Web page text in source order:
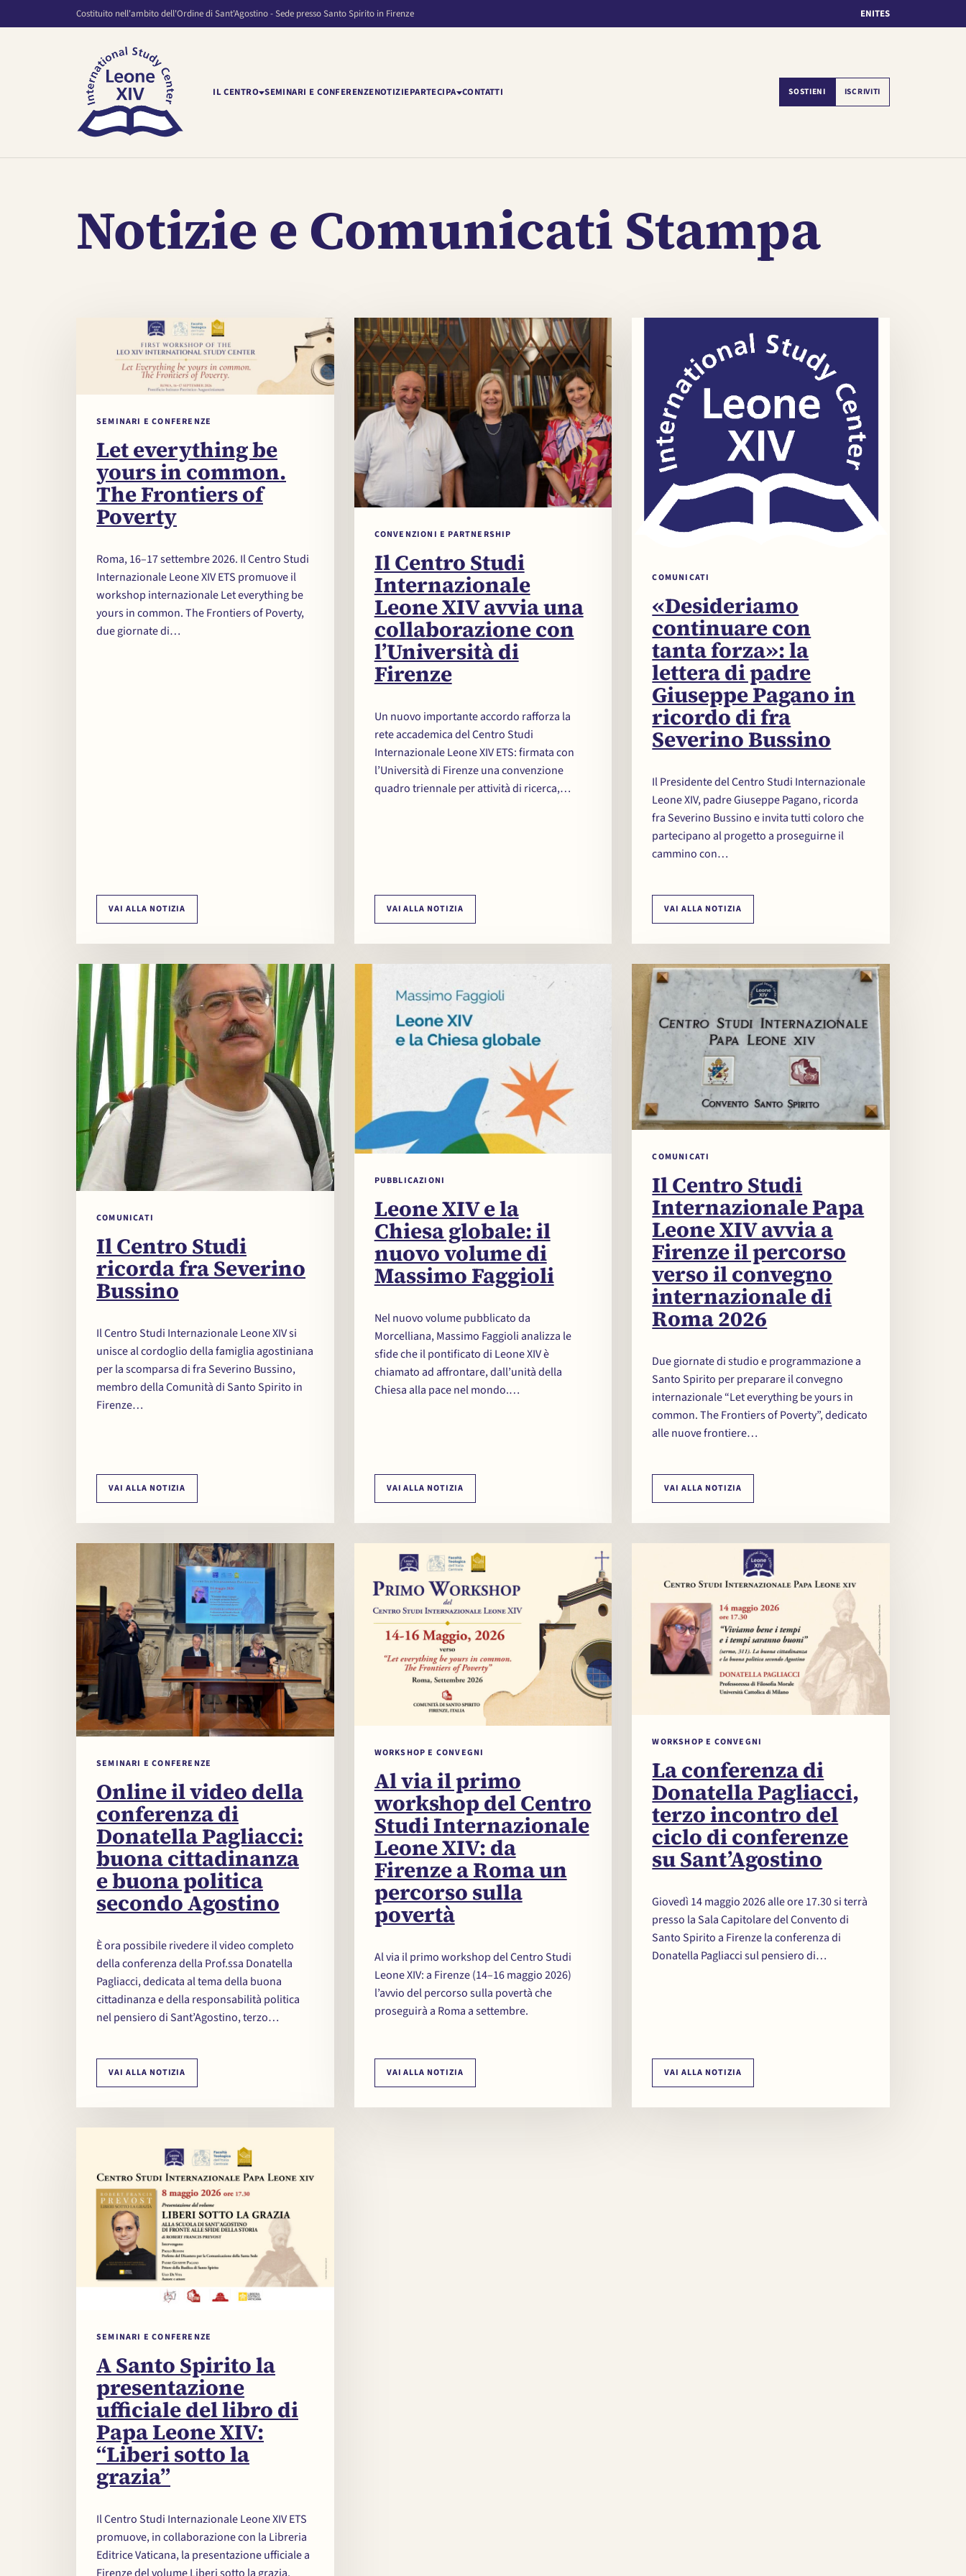
Costituito nell'ambito dell'Ordine di Sant'Agostino - Sede presso Santo Spirito in Firenze ENITES
IL CENTRO SEMINARI E CONFERENZENOTIZIEPARTECIPA CONTATTI SOSTIENI ISCRIVITI
Notizie e Comunicati Stampa
SEMINARI E CONFERENZE
Let everything be
yours in common.
The Frontiers of
Poverty
Roma, 16–17 settembre 2026. Il Centro Studi
Internazionale Leone XIV ETS promuove il
workshop internazionale Let everything be
yours in common. The Frontiers of Poverty,
due giornate di…
VAI ALLA NOTIZIA
CONVENZIONI E PARTNERSHIP
Il Centro Studi
Internazionale
Leone XIV avvia una
collaborazione con
l’Università di
Firenze
Un nuovo importante accordo rafforza la
rete accademica del Centro Studi
Internazionale Leone XIV ETS: firmata con
l’Università di Firenze una convenzione
quadro triennale per attività di ricerca,…
VAI ALLA NOTIZIA
COMUNICATI
«Desideriamo
continuare con
tanta forza»: la
lettera di padre
Giuseppe Pagano in
ricordo di fra
Severino Bussino
Il Presidente del Centro Studi Internazionale
Leone XIV, padre Giuseppe Pagano, ricorda
fra Severino Bussino e invita tutti coloro che
partecipano al progetto a proseguirne il
cammino con…
VAI ALLA NOTIZIA
COMUNICATI
Il Centro Studi
ricorda fra Severino
Bussino
Il Centro Studi Internazionale Leone XIV si
unisce al cordoglio della famiglia agostiniana
per la scomparsa di fra Severino Bussino,
membro della Comunità di Santo Spirito in
Firenze…
VAI ALLA NOTIZIA
PUBBLICAZIONI
Leone XIV e la
Chiesa globale: il
nuovo volume di
Massimo Faggioli
Nel nuovo volume pubblicato da
Morcelliana, Massimo Faggioli analizza le
sfide che il pontificato di Leone XIV è
chiamato ad affrontare, dall’unità della
Chiesa alla pace nel mondo.…
VAI ALLA NOTIZIA
COMUNICATI
Il Centro Studi
Internazionale Papa
Leone XIV avvia a
Firenze il percorso
verso il convegno
internazionale di
Roma 2026
Due giornate di studio e programmazione a
Santo Spirito per preparare il convegno
internazionale “Let everything be yours in
common. The Frontiers of Poverty”, dedicato
alle nuove frontiere…
VAI ALLA NOTIZIA
SEMINARI E CONFERENZE
Online il video della
conferenza di
Donatella Pagliacci:
buona cittadinanza
e buona politica
secondo Agostino
È ora possibile rivedere il video completo
della conferenza della Prof.ssa Donatella
Pagliacci, dedicata al tema della buona
cittadinanza e della responsabilità politica
nel pensiero di Sant’Agostino, terzo…
VAI ALLA NOTIZIA
WORKSHOP E CONVEGNI
Al via il primo
workshop del Centro
Studi Internazionale
Leone XIV: da
Firenze a Roma un
percorso sulla
povertà
Al via il primo workshop del Centro Studi
Leone XIV: a Firenze (14–16 maggio 2026)
l’avvio del percorso sulla povertà che
proseguirà a Roma a settembre.
VAI ALLA NOTIZIA
WORKSHOP E CONVEGNI
La conferenza di
Donatella Pagliacci,
terzo incontro del
ciclo di conferenze
su Sant’Agostino
Giovedì 14 maggio 2026 alle ore 17.30 si terrà
presso la Sala Capitolare del Convento di
Santo Spirito a Firenze la conferenza di
Donatella Pagliacci sul pensiero di…
VAI ALLA NOTIZIA
SEMINARI E CONFERENZE
A Santo Spirito la
presentazione
ufficiale del libro di
Papa Leone XIV:
“Liberi sotto la
grazia”
Il Centro Studi Internazionale Leone XIV ETS
promuove, in collaborazione con la Libreria
Editrice Vaticana, la presentazione ufficiale a
Firenze del volume Liberi sotto la grazia.